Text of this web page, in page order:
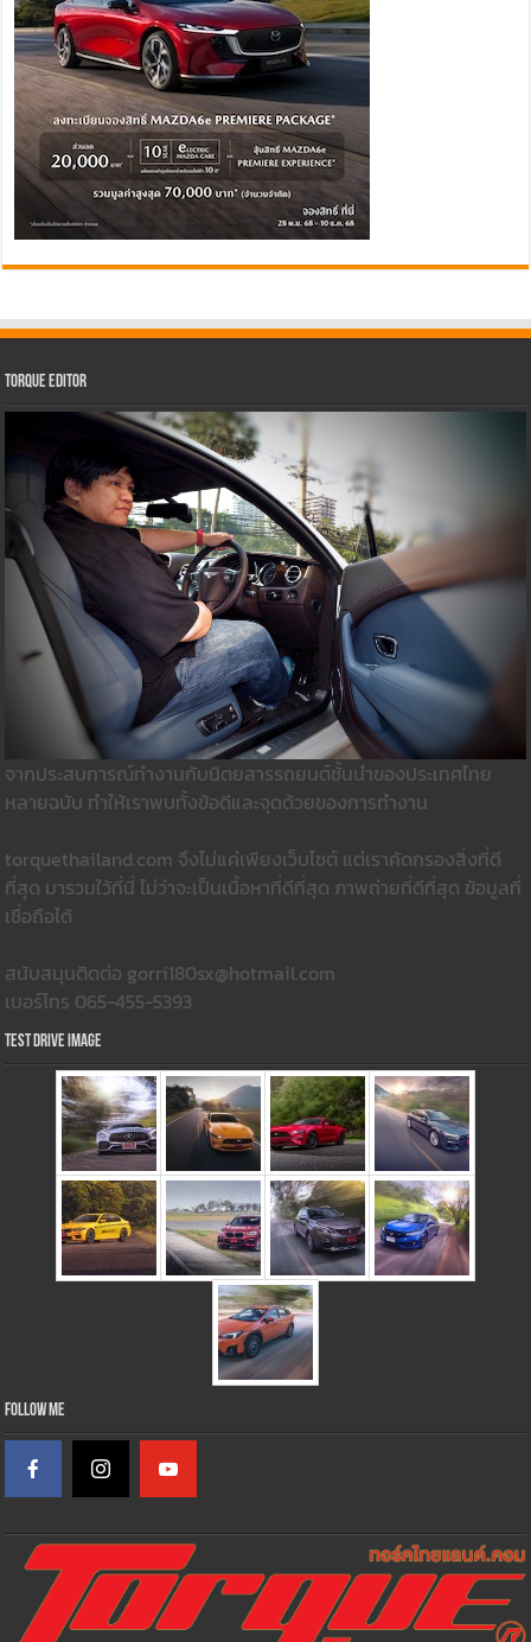
Torque Editor
จากประสบการณ์ทำงานกับนิตยสารรถยนต์ชั้นนำของประเทศไทย
หลายฉบับ ทำให้เราพบทั้งข้อดีและจุดด้วยของการทำงาน
torquethailand.com จึงไม่แค่เพียงเว็บไซต์ แต่เราคัดกรองสิ่งที่ดี
ที่สุด มารวมใว้ที่นี่ ไม่ว่าจะเป็นเนื้อหาที่ดีที่สุด ภาพถ่ายที่ดีที่สุด ข้อมูลที่
เชื่อถือได้
สนับสนุนติดต่อ gorri180sx@hotmail.com
เบอร์โทร 065-455-5393
Test Drive Image
Follow Me